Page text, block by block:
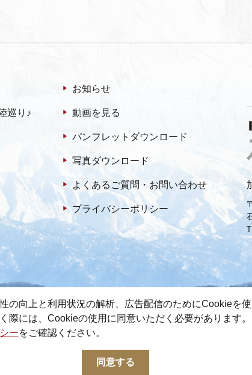
巡り♪
お知らせ
動画を見る
パンフレットダウンロード
写真ダウンロード
よくあるご質問・お問い合わせ
プライバシーポリシー
2026 加賀市観光情報センター All Rights Reserved.
の向上と利用状況の解析、広告配信のためにCookieを使
際には、Cookieの使用に同意いただく必要があります。
ーをご確認ください。
同意する